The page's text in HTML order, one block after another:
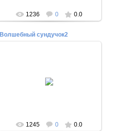
1236 0 0.0
Волшебный сундучок2
работы из бисера, в том числе
1245 0 0.0